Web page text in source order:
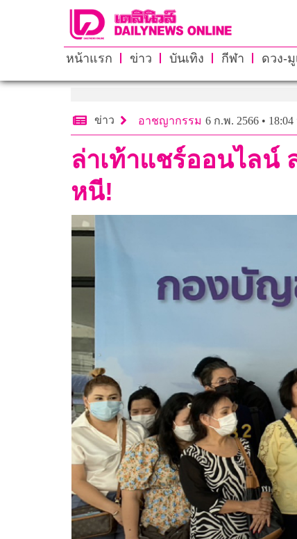
หน้าแรก ข่าว บันเทิง กีฬา ดวง-มู
ข่าว อาชญากรรม 6 ก.พ. 2566 • 18:04
ล่าเท้าแชร์ออนไลน์
หนี!